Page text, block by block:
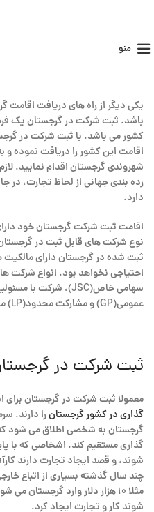
منو
یکی دیگر از راه های دریافت
باشد. ثبت شرکت در گرجستان یک
کشور می باشد. با ثبت شرکت در
اقامت این کشور را دریافت نموده و
شهروندی گرجستان اقدام نمایید.
دارد.
اقامت ثبت شرکت گرجستان خود
نوع شرکت های قابل ثبت در
ثبت شده در گرجستان دارای
احتیاجی نخواهد بود. انواع شرکت
عمومی(GP) و مشارکت محدود(LP) می باشد.
ثبت شرکت در
معمولا ثبت شرکت در گرجستان
گذاری در کشور گرجستانرا دارند.
گذاری مستقیم کند. اشخاصی که با
شوند، و قصد ایجاد تجارت دارند
چند سال گذشته بسیاری از اتباع
مثلا ۱۰ هزار دلار وارد گرجستان
شوند کار و تجارت ایجاد کرد.